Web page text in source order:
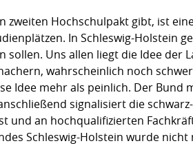
zweiten Hochschulpakt gibt, ist
In Schleswig-Holstein
sollen. Uns allen liegt die Idee der
wahrscheinlich noch
Idee mehr als peinlich. Der Bund
signalisiert die
und an hochqualifizierten
Schleswig-Holstein wurde